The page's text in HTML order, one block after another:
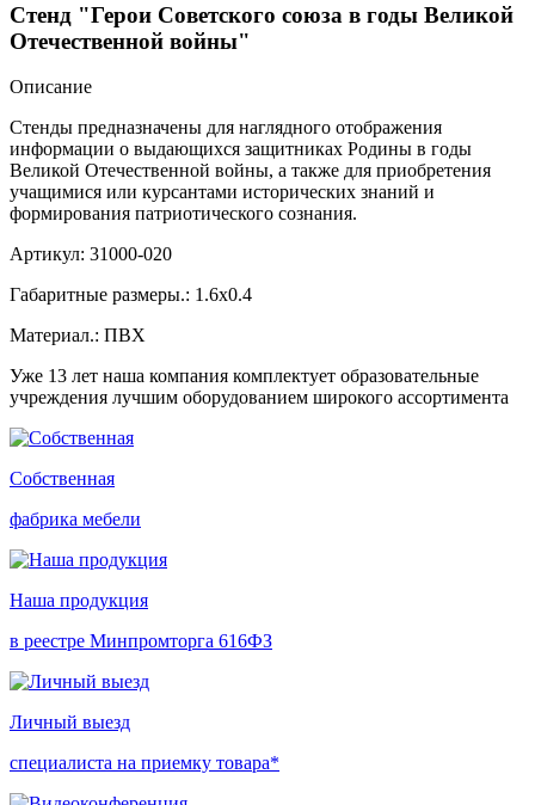
Стенд "Герои Советского союза в годы Великой
Отечественной войны"
Описание
Стенды предназначены для наглядного отображения
информации о выдающихся защитниках Родины в годы
Великой Отечественной войны, а также для приобретения
учащимися или курсантами исторических знаний и
формирования патриотического сознания.
Артикул: 31000-020
Габаритные размеры.: 1.6x0.4
Материал.: ПВХ
Уже 13 лет наша компания комплектует образовательные
учреждения лучшим оборудованием широкого ассортимента
Собственная
фабрика мебели
Наша продукция
в реестре Минпромторга 616ФЗ
Личный выезд
специалиста на приемку товара*